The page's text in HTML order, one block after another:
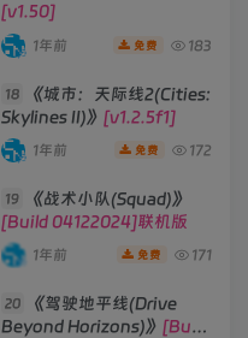
[v1.50]
1年前 免费 183
18
《城市：天际线2(Cities:
Skylines II)》 [v1.2.5f1]
1年前 免费 172
19
《战术小队(Squad)》
[Build 04122024]联机版
1年前 免费 171
20
《驾驶地平线(Drive
Beyond Horizons)》 [Build